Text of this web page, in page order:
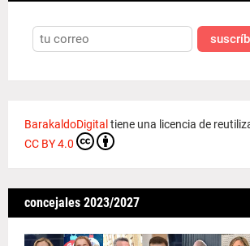
BarakaldoDigital tiene una licencia de
CC BY 4.0
concejales 2023/2027